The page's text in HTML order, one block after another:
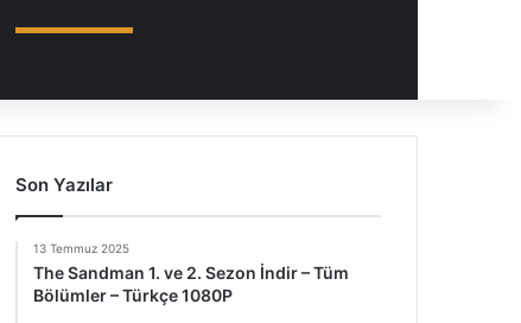
Son Yazılar
13 Temmuz 2025
The Sandman 1. ve 2. Sezon İndir – Tüm
Bölümler – Türkçe 1080P